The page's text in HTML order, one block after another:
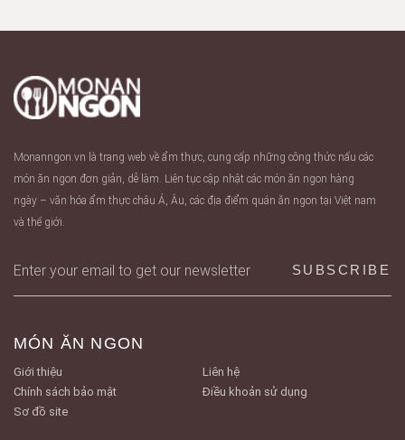
Monanngon.vn là trang web về ẩm thực, cung cấp những công thức nấu các
món ăn ngon đơn giản, dễ làm. Liên tục cập nhật các món ăn ngon hàng
ngày – văn hóa ẩm thực châu Á, Âu, các địa điểm quán ăn ngon tại Việt nam
và thế giới.
MÓN ĂN NGON
Giới thiệu
Liên hệ
Chính sách bảo mật
Điều khoản sử dụng
Sơ đồ site